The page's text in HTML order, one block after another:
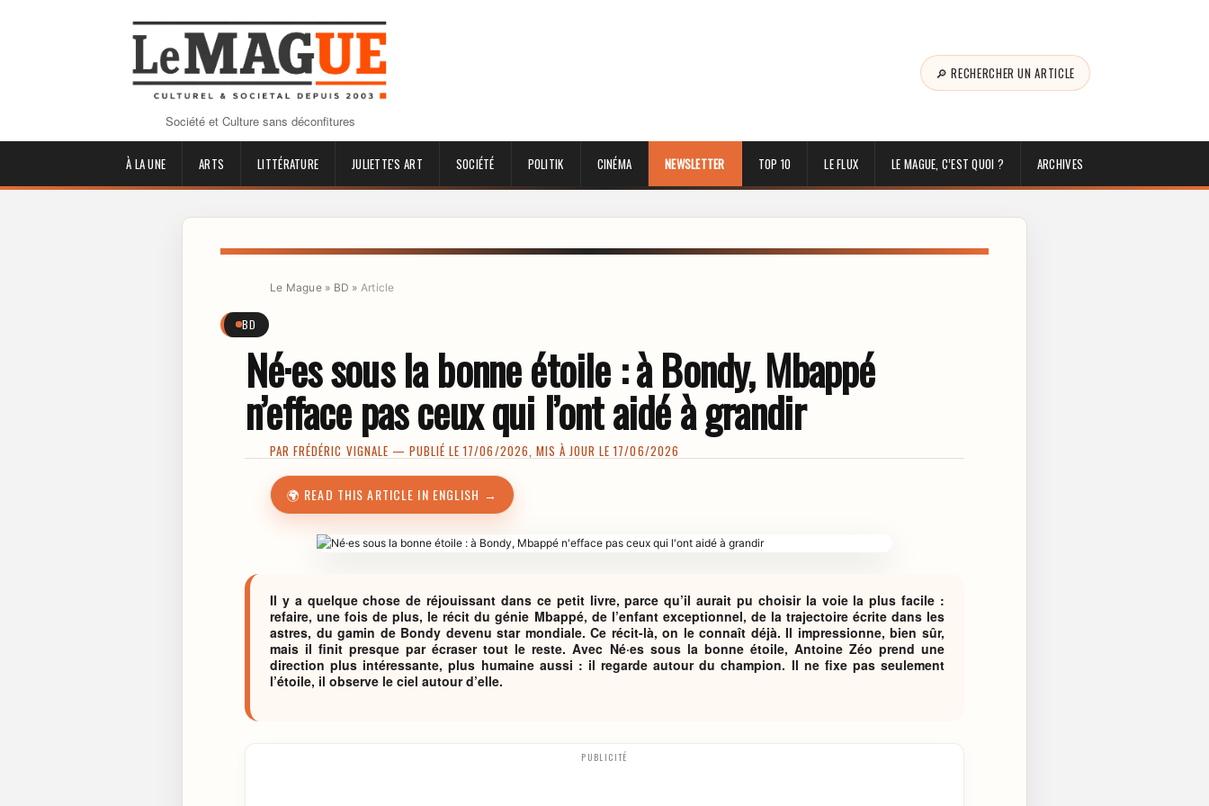
Société et Culture sans déconfitures
🔎 RECHERCHER UN ARTICLE
À LA UNE ARTS LITTÉRATURE JULIETTE'S ART SOCIÉTÉ POLITIK CINÉMA NEWSLETTER TOP 10 LE FLUX LE MAGUE, C’EST QUOI ? ARCHIVES
Le Mague» BD » Article
BD
Né·es sous la bonne étoile : à Bondy, Mbappé
n’efface pas ceux qui l’ont aidé à grandir
PARFRÉDÉRIC VIGNALE — PUBLIÉ LE 17/06/2026, MIS À JOUR LE 17/06/2026
🌍 READ THIS ARTICLE IN ENGLISH →
Il y a quelque chose de réjouissant dans ce petit livre, parce qu’il aurait pu choisir la voie la plus facile :
refaire, une fois de plus, le récit du génie Mbappé, de l’enfant exceptionnel, de la trajectoire écrite dans les
astres, du gamin de Bondy devenu star mondiale. Ce récit-là, on le connaît déjà. Il impressionne, bien sûr,
mais il finit presque par écraser tout le reste. Avec Né·es sous la bonne étoile, Antoine Zéo prend une
direction plus intéressante, plus humaine aussi : il regarde autour du champion. Il ne fixe pas seulement
l’étoile, il observe le ciel autour d’elle.
PUBLICITÉ